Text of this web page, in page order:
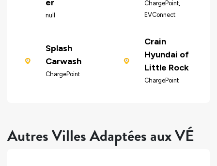
er
null
ChargePoint,
EVConnect
Splash
Carwash
ChargePoint
Crain
Hyundai of
Little Rock
ChargePoint
Autres Villes Adaptées aux VÉ